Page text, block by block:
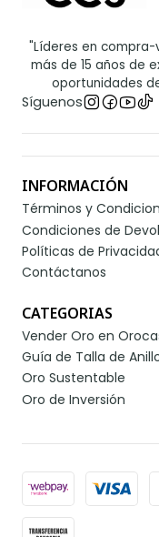
"Líderes en
más de 15 años de
oportunidades
Síguenos
INFORMACIÓN
Términos y
Condiciones de
Políticas de
Contáctanos
CATEGORIAS
Vender Oro en
Guía de Talla de
Oro Sustentable
Oro de Inversión